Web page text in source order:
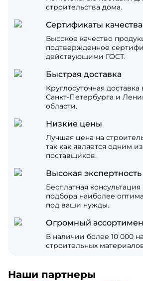
строительства дома.
Сертификаты качества
Высокое качество
подтвержденное
действующими ГОСТ.
Быстрая доставка
Круглосуточная
Санкт-Петербурга и
области.
Низкие цены
Лучшая цена на
так как является одним
поставщиков.
Высокая экспертность
Бесплатная
подбора наиболее
под ваши нужды.
Огромный
В наличии более 10 000
строительных
Наши партнеры